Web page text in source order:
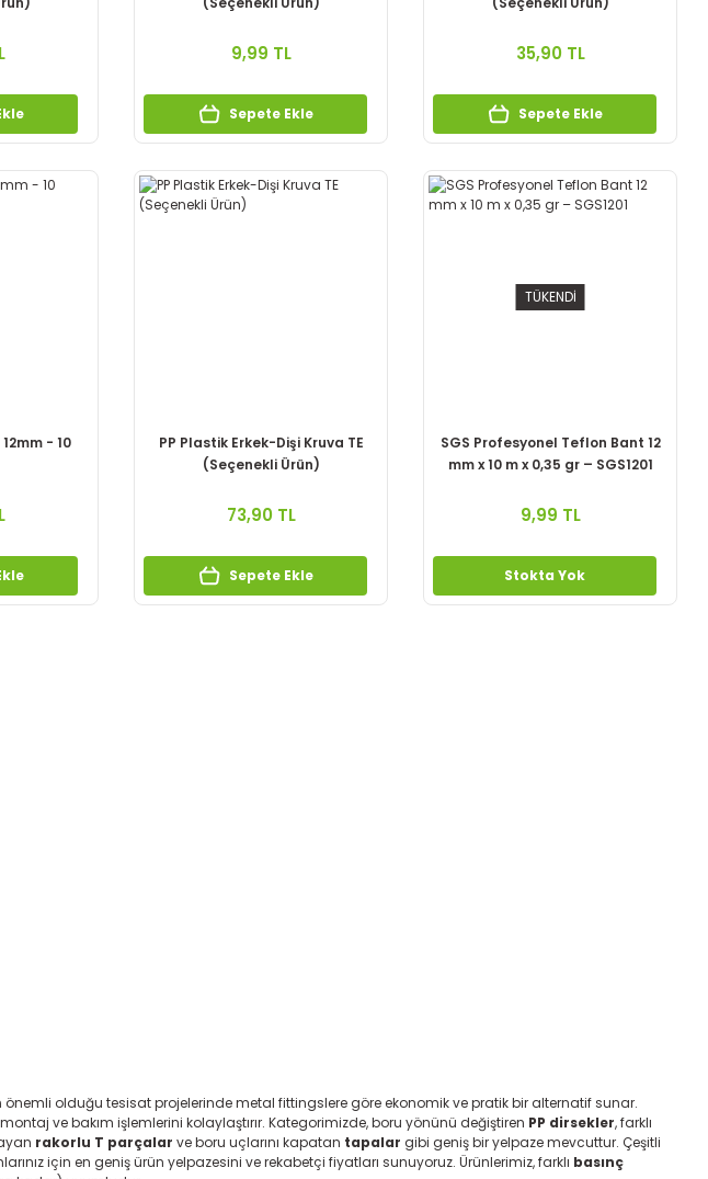
9,99 TL
Sepete Ekle
35,90 TL
Sepete Ekle
- 10
PP Plastik Erkek-Dişi Kruva TE
(Seçenekli Ürün)
73,90 TL
Sepete Ekle
TÜKENDİ
SGS Profesyonel Teflon Bant 12
mm x 10 m x 0,35 gr – SGS1201
9,99 TL
Stokta Yok
olduğu tesisat projelerinde metal fittingslere göre ekonomik ve pratik bir alternatif sunar.
ve bakım işlemlerini kolaylaştırır. Kategorimizde, boru yönünü değiştiren PP dirsekler, farklı
rakorlu T parçalar ve boru uçlarını kapatan tapalar gibi geniş bir yelpaze mevcuttur. Çeşitli
için en geniş ürün yelpazesini ve rekabetçi fiyatları sunuyoruz. Ürünlerimiz, farklı basınç